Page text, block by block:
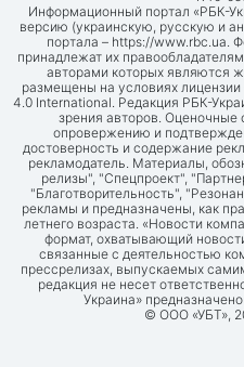
Информационный портал «РБК-
версию (украинскую, русскую и
портала – https://www.rbc.ua.
принадлежат их
авторами которых являются
размещены на условиях
4.0 International. Редакция РБК-
зрения авторов.
опровержению и
достоверность и содержание
рекламодатель. Материалы,
релизы", "Спецпроект",
"Благотворительность",
рекламы и предназначены, как
летнего возраста. «Новости
формат, охватывающий
связанные с деятельностью
прессрелизах, выпускаемых
редакция не несет
Украина»
© ООО «УБТ»,